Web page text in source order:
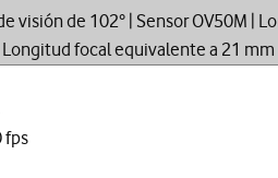
visión de 102° | Sensor OV50M |
Longitud focal equivalente a 21 mm
fps